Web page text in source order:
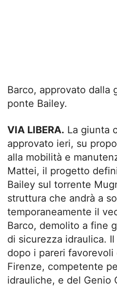
Barco, approvato dalla
ponte Bailey.
VIA LIBERA. La giunta
approvato ieri, su
alla mobilità e
Mattei, il progetto
Bailey sul torrente
struttura che andrà a
temporaneamente il
Barco, demolito a fine
di sicurezza idraulica.
dopo i pareri favorevoli
Firenze, competente
idrauliche, e del Genio